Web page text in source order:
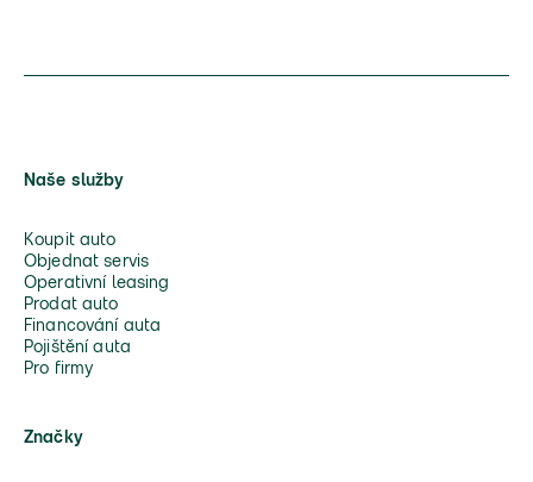
Naše služby
Koupit auto
Objednat servis
Operativní leasing
Prodat auto
Financování auta
Pojištění auta
Pro firmy
Značky